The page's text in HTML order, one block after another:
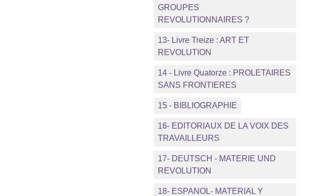
GROUPES
REVOLUTIONNAIRES ?
13- Livre Treize : ART ET
REVOLUTION
14 - Livre Quatorze : PROLETAIRES
SANS FRONTIERES
15 - BIBLIOGRAPHIE
16- EDITORIAUX DE LA VOIX DES
TRAVAILLEURS
17- DEUTSCH - MATERIE UND
REVOLUTION
18- ESPANOL- MATERIAL Y